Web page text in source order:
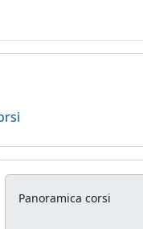
Blocchi di
Salta Panoramica corsi
Panoramica corsi